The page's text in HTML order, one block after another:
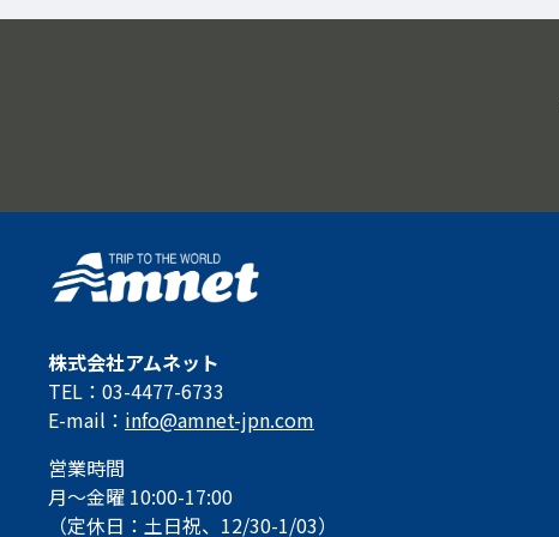
株式会社アムネット
TEL：03-4477-6733
E-mail： info@amnet-jpn.com
営業時間
月～金曜 10:00-17:00
（定休日：土日祝、12/30-1/03）